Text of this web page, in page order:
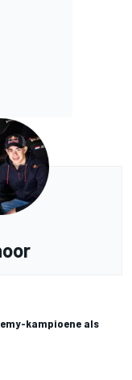
kampioene als